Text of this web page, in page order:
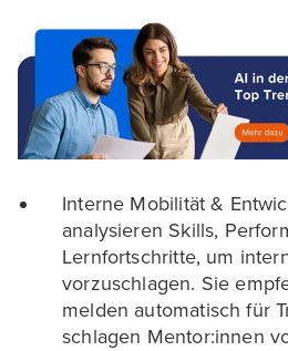
Interne Mobilität &
analysieren Skills,
Lernfortschritte, um
vorzuschlagen. Sie
melden automatisch für
schlagen Mentor:innen